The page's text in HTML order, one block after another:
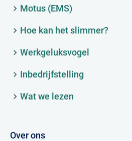
Motus (EMS)
Hoe kan het slimmer?
Werkgeluksvogel
Inbedrijfstelling
Wat we lezen
Over ons